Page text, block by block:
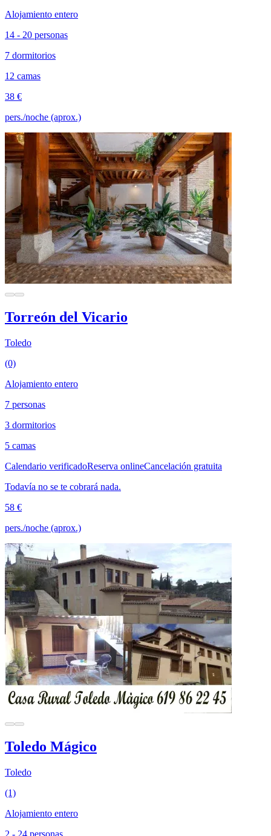
Alojamiento entero
14 - 20 personas
7 dormitorios
12 camas
38 €
pers./noche (aprox.)
Torreón del Vicario
Toledo
(0)
Alojamiento entero
7 personas
3 dormitorios
5 camas
Calendario verificadoReserva onlineCancelación gratuita
Todavía no se te cobrará nada.
58 €
pers./noche (aprox.)
Toledo Mágico
Toledo
(1)
Alojamiento entero
2 - 24 personas